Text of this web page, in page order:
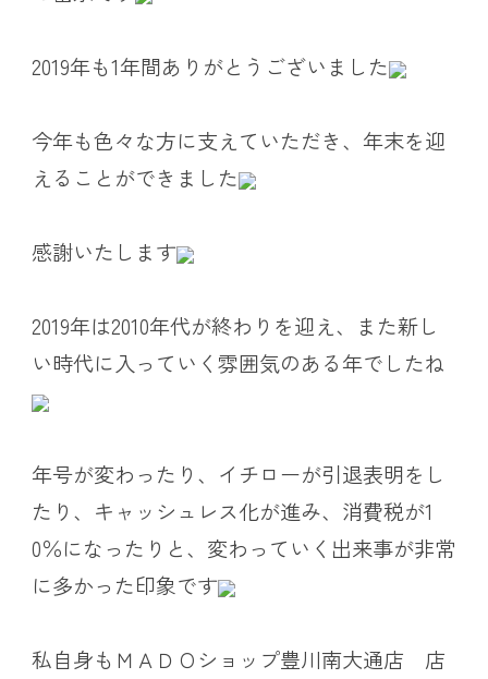
2019年も1年間ありがとうございました
今年も色々な方に支えていただき、年末を迎
えることができました
感謝いたします
2019年は2010年代が終わりを迎え、また新し
い時代に入っていく雰囲気のある年でしたね
年号が変わったり、イチローが引退表明をし
たり、キャッシュレス化が進み、消費税が1
0％になったりと、変わっていく出来事が非常
に多かった印象です
私自身もＭＡＤＯショップ豊川南大通店 店